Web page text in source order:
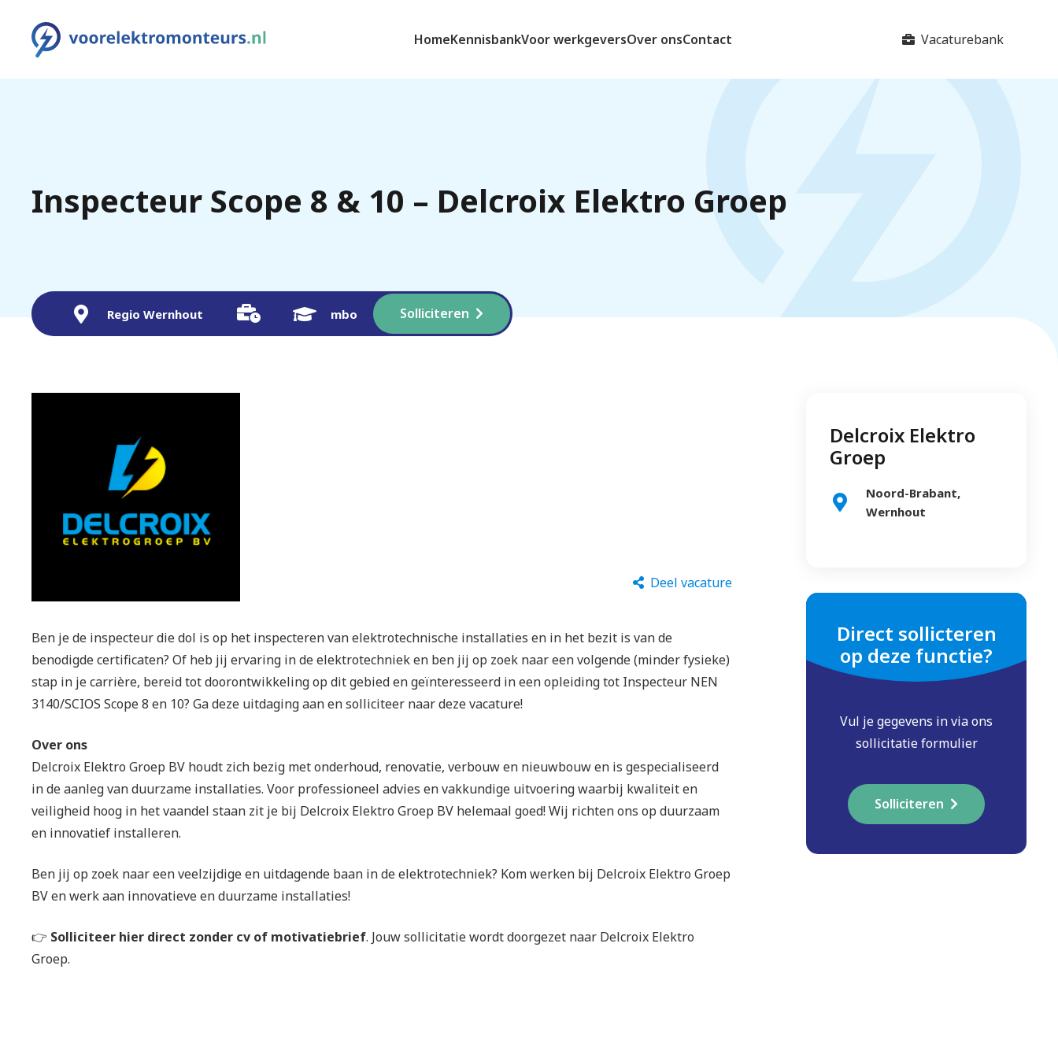
HomeKennisbankVoor werkgeversOver onsContact Vacaturebank
Inspecteur Scope 8 & 10 – Delcroix Elektro Groep
Regio Wernhout mbo Solliciteren
Deel vacature
Ben je de inspecteur die dol is op het inspecteren van elektrotechnische installaties en in het bezit is van de
benodigde certificaten? Of heb jij ervaring in de elektrotechniek en ben jij op zoek naar een volgende (minder fysieke)
stap in je carrière, bereid tot doorontwikkeling op dit gebied en geïnteresseerd in een opleiding tot Inspecteur NEN
3140/SCIOS Scope 8 en 10? Ga deze uitdaging aan en solliciteer naar deze vacature!
Over ons
Delcroix Elektro Groep BV houdt zich bezig met onderhoud, renovatie, verbouw en nieuwbouw en is gespecialiseerd
in de aanleg van duurzame installaties. Voor professioneel advies en vakkundige uitvoering waarbij kwaliteit en
veiligheid hoog in het vaandel staan zit je bij Delcroix Elektro Groep BV helemaal goed! Wij richten ons op duurzaam
en innovatief installeren.
Ben jij op zoek naar een veelzijdige en uitdagende baan in de elektrotechniek? Kom werken bij Delcroix Elektro Groep
BV en werk aan innovatieve en duurzame installaties!
👉 Solliciteer hier direct zonder cv of motivatiebrief. Jouw sollicitatie wordt doorgezet naar Delcroix Elektro
Groep.
Delcroix Elektro
Groep
Noord-Brabant,
Wernhout
Direct sollicteren
op deze functie?
Vul je gegevens in via ons
sollicitatie formulier
Solliciteren